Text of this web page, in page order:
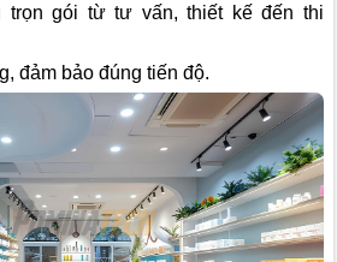
trọn gói từ tư vấn, thiết kế đến thi
đảm bảo đúng tiến độ.